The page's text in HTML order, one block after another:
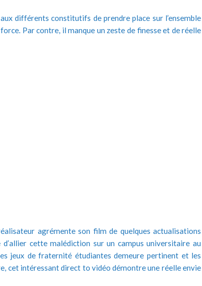
différents constitutifs de prendre place sur l’ensemble
Par contre, il manque un zeste de finesse et de réelle
agrémente son film de quelques actualisations
d’allier cette malédiction sur un campus universitaire au
jeux de fraternité étudiantes demeure pertinent et les
cet intéressant direct to vidéo démontre une réelle envie